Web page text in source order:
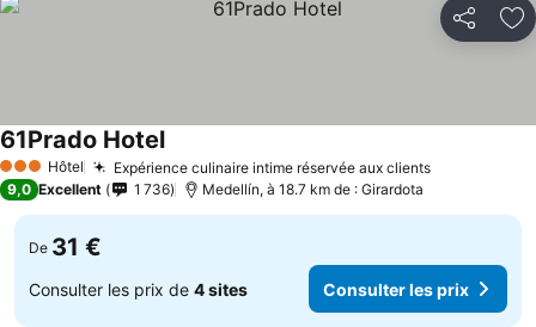
Partager
3 ÉtoilesHôtel Expérience culinaire intime réservée aux clients
61Prado Hotel
9,0 Excellent 1 736 Medellín, à 18.7 km de : Girardota
De 31 €
Consulter les prix de 4 sites Consulter les prix